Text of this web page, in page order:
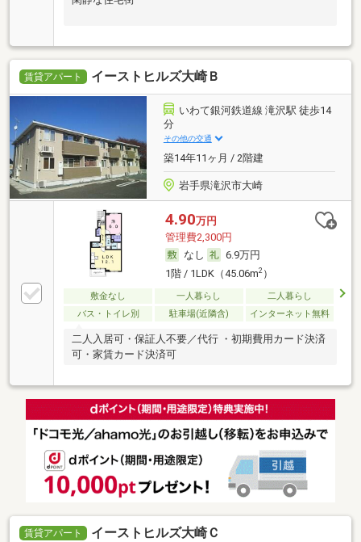
賃貸アパート イーストヒルズ大崎Ｂ
いわて銀河鉄道線 滝沢駅 徒歩14
分
その他の交通
築14年11ヶ月 / 2階建
岩手県滝沢市大崎
4.90万円
管理費2,300円
なし
6.9万円
1階 / 1LDK（45.06m2）
敷金なし 一人暮らし
二人暮らし
バス・トイレ別
駐車場(近隣含) インターネット無料
二人入居可・保証人不要／代行 ・初期費用カード決済
可・家賃カード決済可
賃貸アパート イーストヒルズ大崎Ｃ